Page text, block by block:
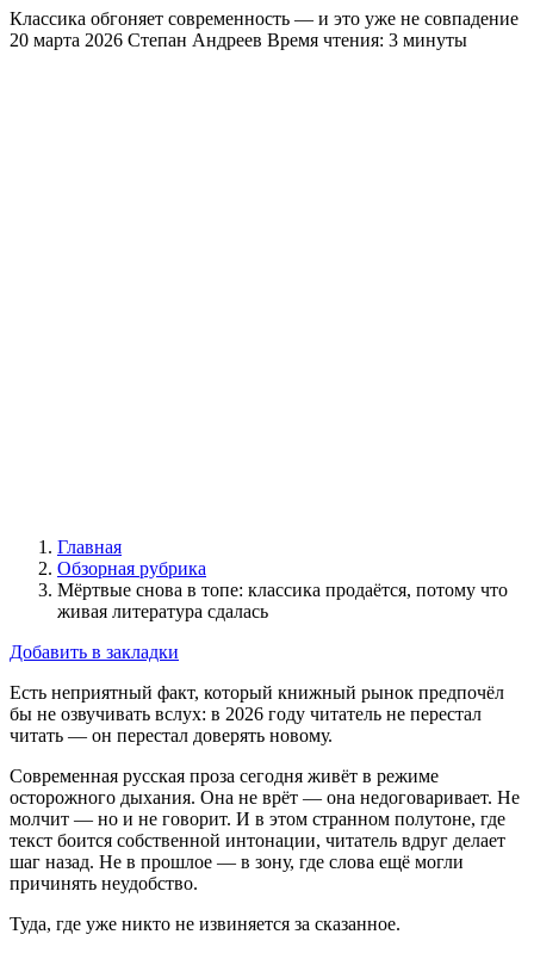
Классика обгоняет современность — и это уже не совпадение
20 марта 2026 Степан Андреев Время чтения: 3 минуты
Главная
Обзорная рубрика
Мёртвые снова в топе: классика продаётся, потому что
живая литература сдалась
Добавить в закладки
Есть неприятный факт, который книжный рынок предпочёл
бы не озвучивать вслух: в 2026 году читатель не перестал
читать — он перестал доверять новому.
Современная русская проза сегодня живёт в режиме
осторожного дыхания. Она не врёт — она недоговаривает. Не
молчит — но и не говорит. И в этом странном полутоне, где
текст боится собственной интонации, читатель вдруг делает
шаг назад. Не в прошлое — в зону, где слова ещё могли
причинять неудобство.
Туда, где уже никто не извиняется за сказанное.